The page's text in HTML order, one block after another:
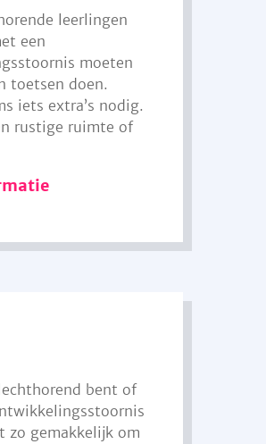
leerlingen
een
moeten
toetsen doen.
iets extra’s nodig.
rustige ruimte of
bent of
zo gemakkelijk om